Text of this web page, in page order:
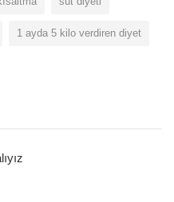
1 ayda 5 kilo verdiren diyet